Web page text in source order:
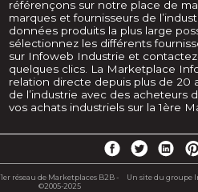
référençons sur notre place de
marques et fournisseurs de
données produits la plus large
sélectionnez les différents
sur Infoweb Industrie et
quelques clics. La Marketplace
relation directe depuis plus de 20
de l’industrie avec des acheteurs
vos achats industriels sur la 1ère
1er réseau de Marketplaces B2B -
©2005-2025
Un site du groupe